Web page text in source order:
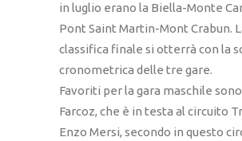
in luglio erano la Biella-Monte
Pont Saint Martin-Mont Crabun.
classifica finale si otterrà con la
cronometrica delle tre gare.
Favoriti per la gara maschile
Farcoz, che è in testa al circuito
Enzo Mersi, secondo in questo